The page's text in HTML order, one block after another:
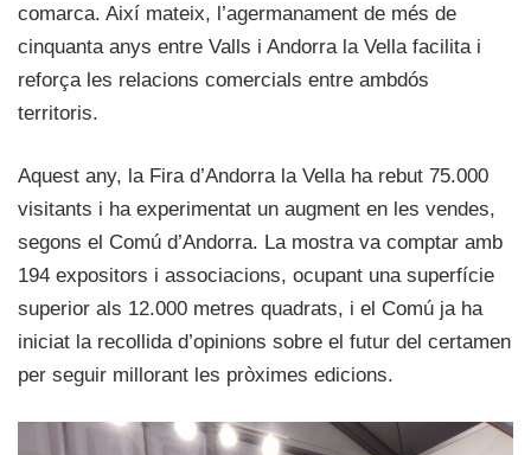
comarca. Així mateix, l’agermanament de més de
cinquanta anys entre Valls i Andorra la Vella facilita i
reforça les relacions comercials entre ambdós
territoris.
Aquest any, la Fira d’Andorra la Vella ha rebut 75.000
visitants i ha experimentat un augment en les vendes,
segons el Comú d’Andorra. La mostra va comptar amb
194 expositors i associacions, ocupant una superfície
superior als 12.000 metres quadrats, i el Comú ja ha
iniciat la recollida d’opinions sobre el futur del certamen
per seguir millorant les pròximes edicions.